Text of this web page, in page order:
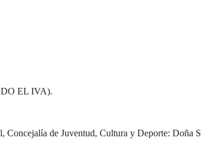
EL IVA).
Concejalía de Juventud, Cultura y Deporte: Doña